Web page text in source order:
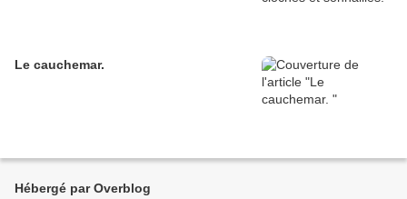
Le cauchemar.
Hébergé par Overblog